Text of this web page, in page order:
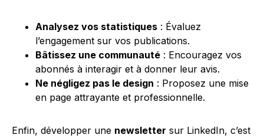
Analysez vos statistiques : Évaluez
l’engagement sur vos publications.
Bâtissez une communauté : Encouragez vos
abonnés à interagir et à donner leur avis.
Ne négligez pas le design : Proposez une mise
en page attrayante et professionnelle.
Enfin, développer une newsletter sur LinkedIn, c’est